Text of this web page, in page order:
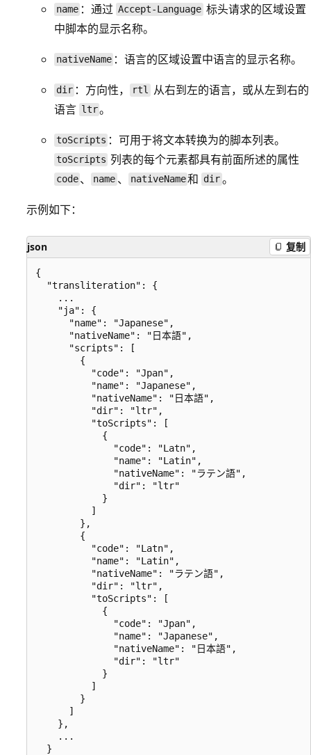
name ：通过 Accept-Language 标头请求的区域设置
中脚本的显示名称。
nativeName ：语言的区域设置中语言的显示名称。
dir ：方向性， rtl 从右到左的语言，或从左到右的
语言 ltr。
toScripts ：可用于将文本转换为的脚本列表。
toScripts 列表的每个元素都具有前面所述的属性
code 、 name、 nativeName和 dir。
示例如下：
json 复制
{
  "transliteration": {
    ...
    "ja": {
      "name": "Japanese",
      "nativeName": "日本語",
      "scripts": [
        {
          "code": "Jpan",
          "name": "Japanese",
          "nativeName": "日本語",
          "dir": "ltr",
          "toScripts": [
            {
              "code": "Latn",
              "name": "Latin",
              "nativeName": "ラテン語",
              "dir": "ltr"
            }
          ]
        },
        {
          "code": "Latn",
          "name": "Latin",
          "nativeName": "ラテン語",
          "dir": "ltr",
          "toScripts": [
            {
              "code": "Jpan",
              "name": "Japanese",
              "nativeName": "日本語",
              "dir": "ltr"
            }
          ]
        }
      ]
    },
    ...
  }